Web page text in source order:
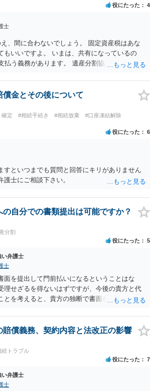
ても単純承認と認められない可能性が高いの
役にたった 4
士
、間に合わないでしょう。 固定資産税はあな
もいいですよ。 いまは、共有になっているの
払う義務があります。 遺産分割協議をして、不
償金とその後について
確定 #相続手続き #相続放棄
#口座凍結解除
役にたった 6
すといつまでも質問と回答にキリがありません
士にご相談下さい。
の自分での書類提出は可能ですか？
分割
役にたった 5
い弁護士
士
面を提出して門前払いになるということはな
理せざるを得ないはずですが、今後の貴方と代
とを考えると、貴方の独断で書面を提出したり
渋っているようですが、弁護士として提出の実
可能性もあると思いますので、そのあたりも含
認等するためによく打ち合わせた方がよいと思
ということで書面提出をしないということであ
委任関係を修了した上で、貴方のほうで書面提
った方がよいでしょう。
賠償義務、契約内容と法改正の影響
続トラブル
役にたった 7
い弁護士
士